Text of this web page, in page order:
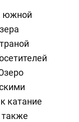
южной
катание
также